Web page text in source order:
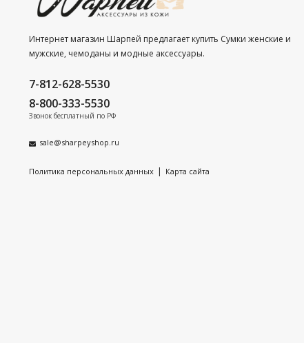
Интернет магазин Шарпей предлагает купить Сумки женские и
мужские, чемоданы и модные аксессуары.
7-812-628-5530
8-800-333-5530
Звонок бесплатный по РФ
sale@sharpeyshop.ru
Политика персональных данных | Карта сайта